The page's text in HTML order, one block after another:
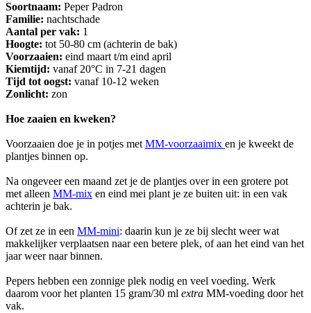
Soortnaam: Peper Padron
Familie: nachtschade
Aantal per vak: 1
Hoogte: tot 50-80 cm (achterin de bak)
Voorzaaien: eind maart t/m eind april
Kiemtijd: vanaf 20°C in 7-21 dagen
Tijd tot oogst: vanaf 10-12 weken
Zonlicht: zon
Hoe zaaien en kweken?
Voorzaaien doe je in potjes met MM-voorzaaimix en je kweekt de
plantjes binnen op.
Na ongeveer een maand zet je de plantjes over in een grotere pot
met alleen MM-mix en eind mei plant je ze buiten uit: in een vak
achterin je bak.
Of zet ze in een MM-mini: daarin kun je ze bij slecht weer wat
makkelijker verplaatsen naar een betere plek, of aan het eind van het
jaar weer naar binnen.
Pepers hebben een zonnige plek nodig en veel voeding. Werk
daarom voor het planten 15 gram/30 ml extra MM-voeding door het
vak.